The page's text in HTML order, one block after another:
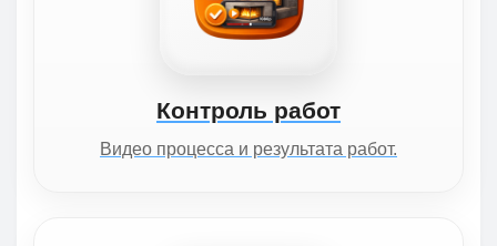
Контроль работ
Видео процесса и результата работ.